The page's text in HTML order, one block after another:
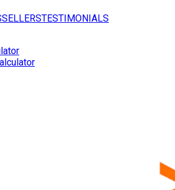
SELLERSTESTIMONIALS